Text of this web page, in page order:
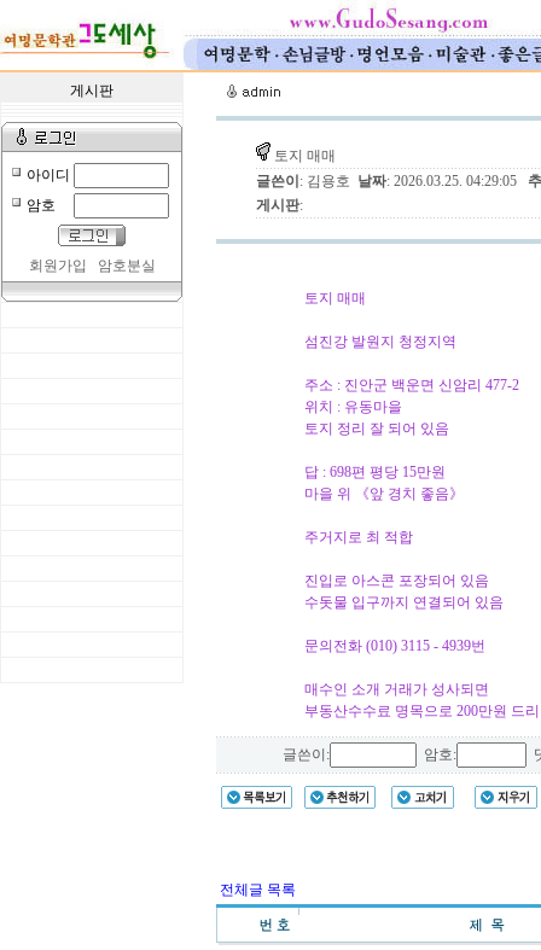
게시판
아이디
암호
회원가입 암호분실
토지 매매
글쓴이 : 김용호 날짜: 2026.03.25. 04:29:05
게시판:
토지 매매
섬진강 발원지 청정지역
주소 : 진안군 백운면 신암리 477-2
위치 : 유동마을
토지 정리 잘 되어 있음
답 : 698편 평당 15만원
마을 위 《앞 경치 좋음》
주거지로 최 적합
진입로 아스콘 포장되어 있음
수돗물 입구까지 연결되어 있음
문의전화 (010) 3115 - 4939번
매수인 소개 거래가 성사되면
부동산수수료 명목으로 200만원 드
글쓴이: 암호:
전체글 목록